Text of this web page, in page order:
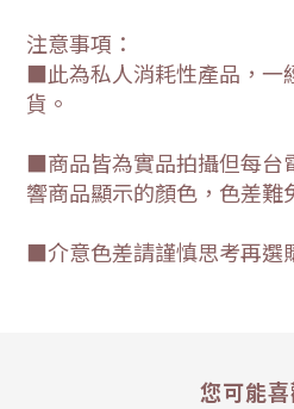
注意事項：
■此為私人消耗性產品，一
貨。
■商品皆為實品拍攝但每台
響商品顯示的顏色，色差難
■介意色差請謹慎思考再選
您可能